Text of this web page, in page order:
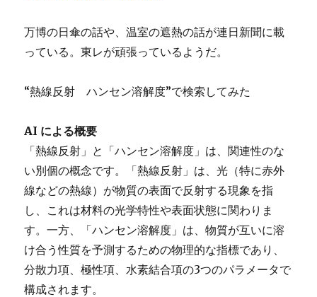
万博の日傘の話や、温室の遮熱の話が連日新聞に載
っている。東レが頑張っているようだ。
“熱線反射 ハンセン溶解度”で検索してみた
AI による概要
「熱線反射」と「ハンセン溶解度」は、関連性のな
い別個の概念です。「熱線反射」は、光（特に赤外
線などの熱線）が物質の表面で反射する現象を指
し、これは材料の光学特性や表面状態に関わりま
す。一方、「ハンセン溶解度」は、物質が互いに溶
け合う性質を予測するための物理的な指標であり、
分散力項、極性項、水素結合項の3つのパラメータで
構成されます。